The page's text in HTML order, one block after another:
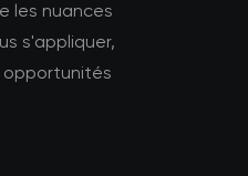
les nuances
s'appliquer,
opportunités